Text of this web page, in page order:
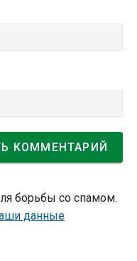
борьбы со спамом.
данные